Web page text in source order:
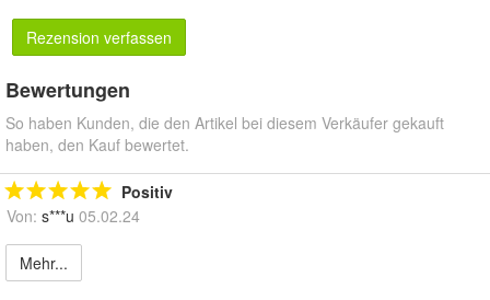
Rezension verfassen
Bewertungen
So haben Kunden, die den Artikel bei diesem Verkäufer gekauft
haben, den Kauf bewertet.
Positiv
Von: s***u 05.02.24
Mehr...